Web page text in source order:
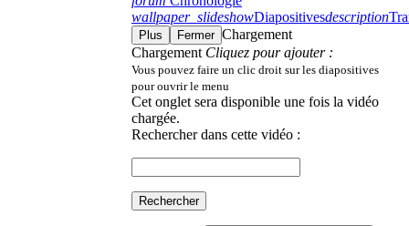
wallpaper_slideshowDiapositivesdescription
Plus Fermer Chargement
Chargement Cliquez pour ajouter :
Vous pouvez faire un clic droit sur les diapositives
pour ouvrir le menu
Cet onglet sera disponible une fois la vidéo
chargée.
Rechercher dans cette vidéo :
Rechercher